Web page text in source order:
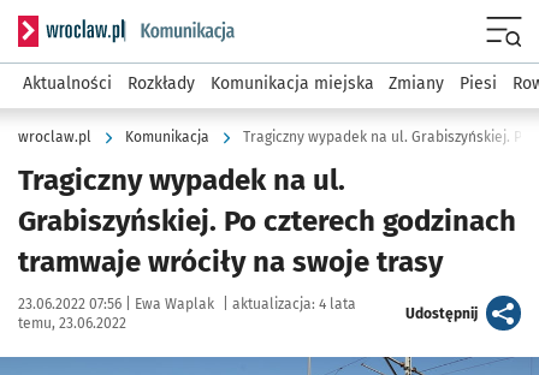
Serwis informacyjny wroclaw.pl podserwis: Komunikacja
Aktualności Rozkłady Komunikacja miejska Zmiany Piesi
wroclaw.pl Komunikacja
Tragiczny wypadek na ul.
Grabiszyńskiej. Po czterech godzinach
tramwaje wróciły na swoje trasy
Data publikacji:
23.06.2022 07:56 | Autor:
Ewa Waplak aktualizacja: 4 lata
temu, 23.06.2022
Udostępnijartykuł